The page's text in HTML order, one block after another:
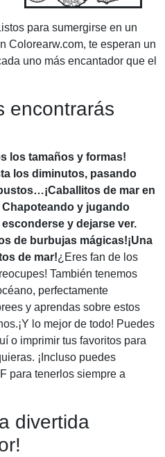
para sumergirse en un
Colorearw.com, te esperan un
uno más encantador que el
encontrarás
los tamaños y formas!
los diminutos, pasando
¡Caballitos de mar en
y jugando
y dejarse ver.
de burbujas mágicas!¡Una
de mar!¿Eres fan de los
También tenemos
perfectamente
y aprendas sobre estos
lo mejor de todo! Puedes
o imprimir tus favoritos para
¡Incluso puedes
para tenerlos siempre a
divertida